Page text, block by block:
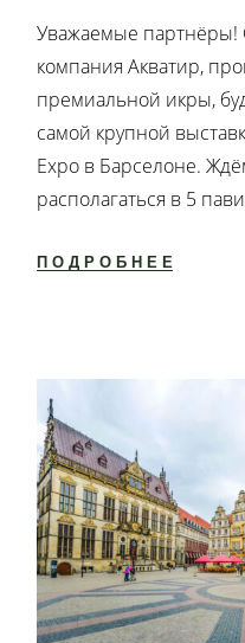
Уважаемые партнёры!
компания Акватир,
премиальной икры,
самой крупной
Expo в Барселоне.
располагаться в 5
ПОДРОБНЕЕ